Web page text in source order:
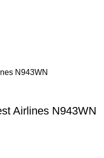
Airlines N943WN